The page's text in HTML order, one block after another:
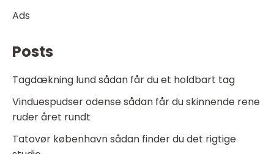
Ads
Posts
Tagdækning lund sådan får du et holdbart tag
Vinduespudser odense sådan får du skinnende rene
ruder året rundt
Tatovør københavn sådan finder du det rigtige